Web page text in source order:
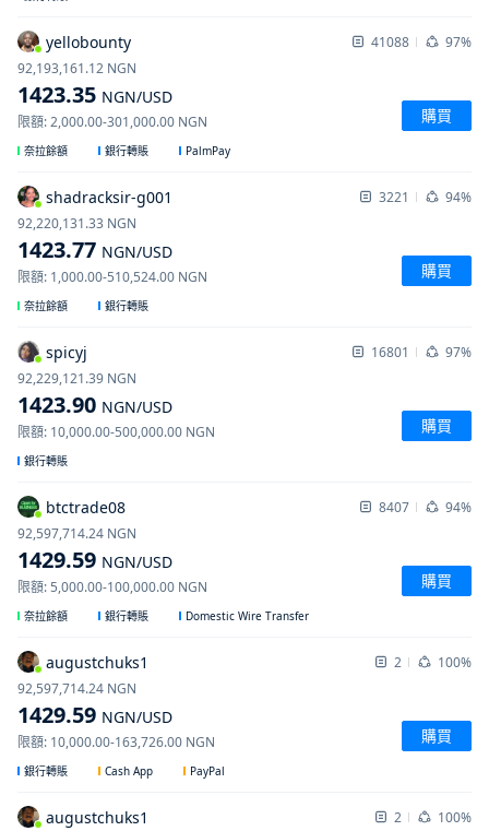
yellobounty 41088 97%
1423.35 NGN/USD
92,193,161.12 NGN
限額:2,000.00-301,000.00 NGN 購買
奈拉餘額 銀行轉賬 PalmPay
shadracksir-g001 3221 94%
1423.77 NGN/USD
92,220,131.33 NGN
限額: 1,000.00-510,524.00 NGN 購買
奈拉餘額 銀行轉賬
spicyj 16801 97%
1423.90 NGN/USD
92,229,121.39 NGN
限額: 10,000.00-500,000.00 NGN 購買
銀行轉賬
btctrade08 8407 94%
1429.59 NGN/USD
92,597,714.24 NGN
限額:5,000.00-100,000.00 NGN 購買
奈拉餘額 銀行轉賬 Domestic Wire Transfer
augustchuks1 2 100%
1429.59 NGN/USD
92,597,714.24 NGN
限額: 10,000.00-163,726.00 NGN 購買
銀行轉賬 Cash App PayPal
augustchuks1 2 100%